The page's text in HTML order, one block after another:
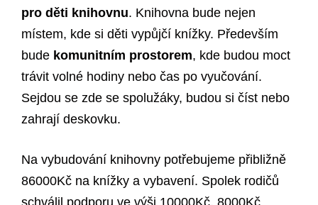
pro děti knihovnu. Knihovna bude nejen
místem, kde si děti vypůjčí knížky. Především
bude komunitním prostorem, kde budou moct
trávit volné hodiny nebo čas po vyučování.
Sejdou se zde se spolužáky, budou si číst nebo
zahrají deskovku.
Na vybudování knihovny potřebujeme přibližně
86000Kč na knížky a vybavení. Spolek rodičů